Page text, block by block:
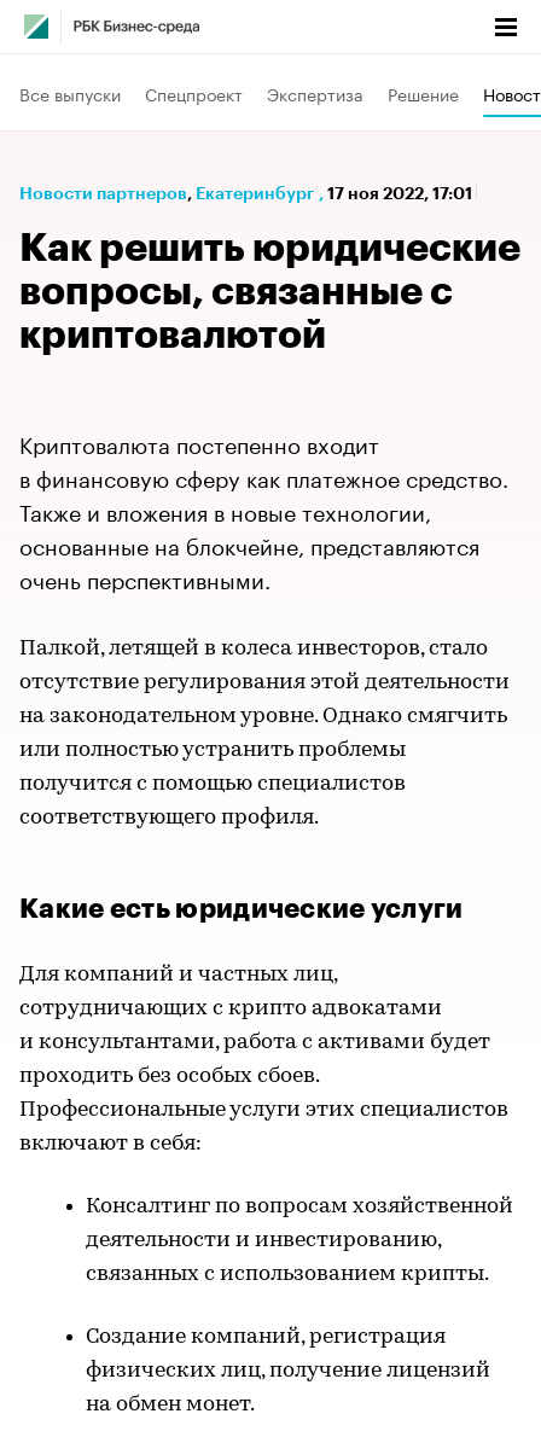
Все выпуски Спецпроект Экспертиза Решение
Новости партнеров⁠, Екатеринбург , 17 ноя 2022, 17:01
Как решить юридические
вопросы, связанные с
криптовалютой
Криптовалюта постепенно входит
в финансовую сферу как платежное средство.
Также и вложения в новые технологии,
основанные на блокчейне, представляются
очень перспективными.
Палкой, летящей в колеса инвесторов, стало
отсутствие регулирования этой деятельности
на законодательном уровне. Однако смягчить
или полностью устранить проблемы
получится с помощью специалистов
соответствующего профиля.
Какие есть юридические услуги
Для компаний и частных лиц,
сотрудничающих с крипто адвокатами
и консультантами, работа с активами будет
проходить без особых сбоев.
Профессиональные услуги этих специалистов
включают в себя:
Консалтинг по вопросам хозяйственной
деятельности и инвестированию,
связанных с использованием крипты.
Создание компаний, регистрация
физических лиц, получение лицензий
на обмен монет.